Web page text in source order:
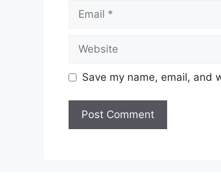
Save my name, email, and